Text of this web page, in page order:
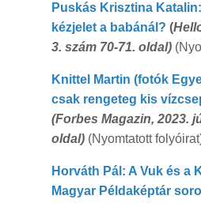
Puskás Krisztina
kézjelet a babánál? (
3. szám 70-71. oldal)
Knittel Martin (fotók
csak rengeteg kis
(Forbes Magazin, 2023.
oldal) (Nyomtatott
Horváth Pál: A Vuk és a
Magyar Példaképtár